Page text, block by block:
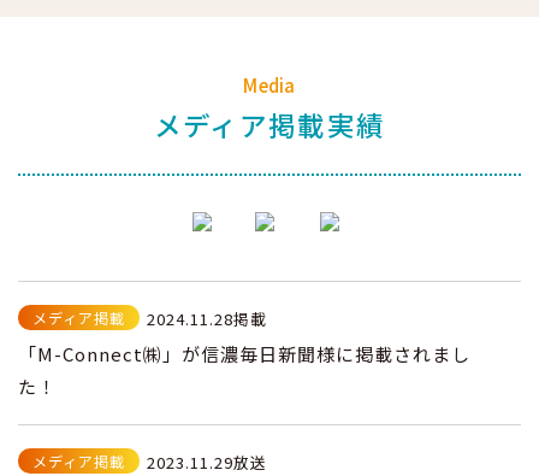
Media
メディア掲載実績
メディア掲載 2024.11.28掲載
「M-Connect㈱」が信濃毎日新聞様に掲載されまし
た！
メディア掲載 2023.11.29放送